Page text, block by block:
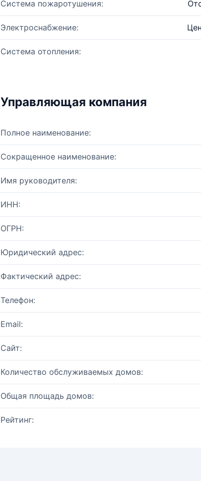
Система пожаротушения:
Электроснабжение:
Система отопления:
Управляющая компания
Полное наименование:
Сокращенное наименование:
Имя руководителя:
ИНН:
ОГРН:
Юридический адрес:
Фактический адрес:
Телефон:
Email:
Сайт:
Количество обслуживаемых домов:
Общая площадь домов:
Рейтинг: